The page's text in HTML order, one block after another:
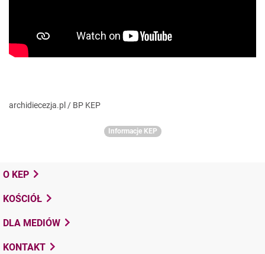
archidiecezja.pl / BP KEP
Informacje KEP
O KEP
KOŚCIÓŁ
DLA MEDIÓW
KONTAKT